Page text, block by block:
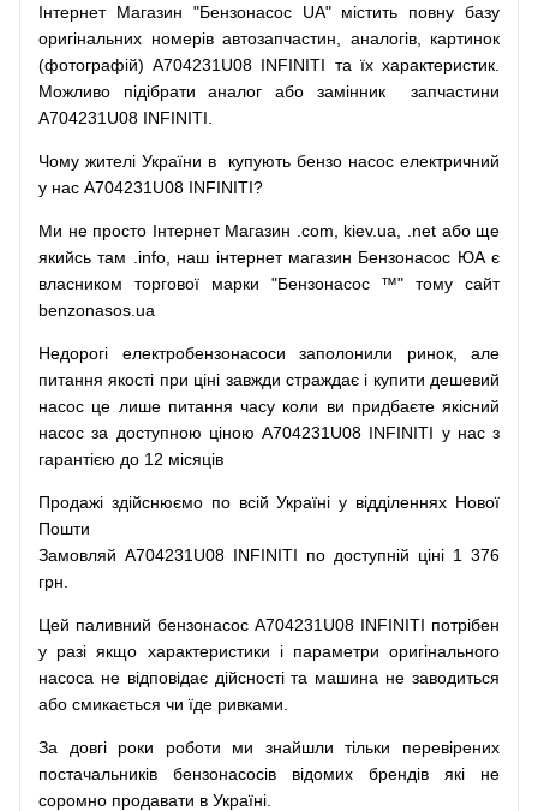
Інтернет Магазин "Бензонасос UA" містить повну базу
оригінальних номерів автозапчастин аналогів,
картинок
(фотографій)A704231U08 INFINITI та їх характеристик.
Можливо
підібрати аналог або замінникзапчастини
A704231U08 INFINITI.
Чому жителі України в купують бензо насос електричний
у нас A704231U08 INFINITI?
Ми не просто Інтернет Магазин .com kiev.ua .net або ще
якийсь там .info, наш інтернет магазин Бензонасос ЮА є
власником
торгової марки "Бензонасос ™" тому
сайт
benzonasos.ua
Недорогі електробензонасоси заполонили ринок,
але
питання якості при ціні завжди страждає і купити дешевий
насос це лише питання часу коли ви придбаєте якісний
насос за доступною ціною A704231U08 INFINITI у нас з
гарантією до 12 місяців
Продажі здійснюємо по всій Україні у відділеннях Нової
Пошти
Замовляй A704231U08 INFINITI по доступній ціні 1 376
грн.
Цей паливний бензонасос A704231U08 INFINITI потрібен
у разі якщо характеристики і параметри оригінального
насоса не відповідає дійсності та машина не заводиться
або смикається чи їде ривками
За довгі роки роботи ми знайшли тільки
перевірених
постачальників
бензонасосів відомих брендів які
не
соромно продавати в Україні.